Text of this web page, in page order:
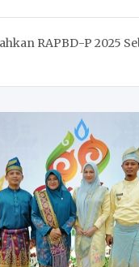
RAPBD-P 2025